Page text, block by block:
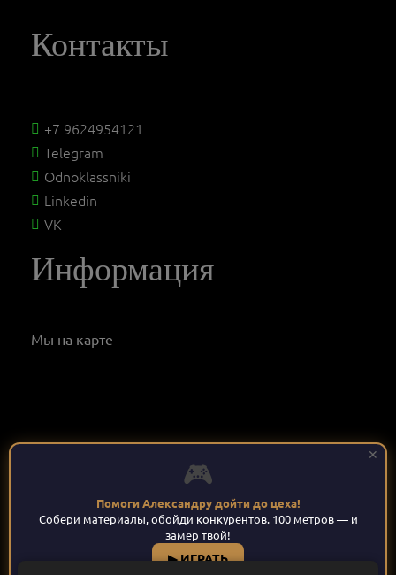
Контакты
+7 9624954121
Telegram
Odnoklassniki
Linkedin
VK
Информация
Мы на карте
Мебельные решения: Кухни, шкафы купе, гардеробные,
детские и офисная мебель на заказ в Ставрополе.
🎮
Помоги Александру дойти до цеха!
Собери материалы, обойди конкурентов. 100 метров — и
замер твой!
▶ ИГРАТЬ
✕